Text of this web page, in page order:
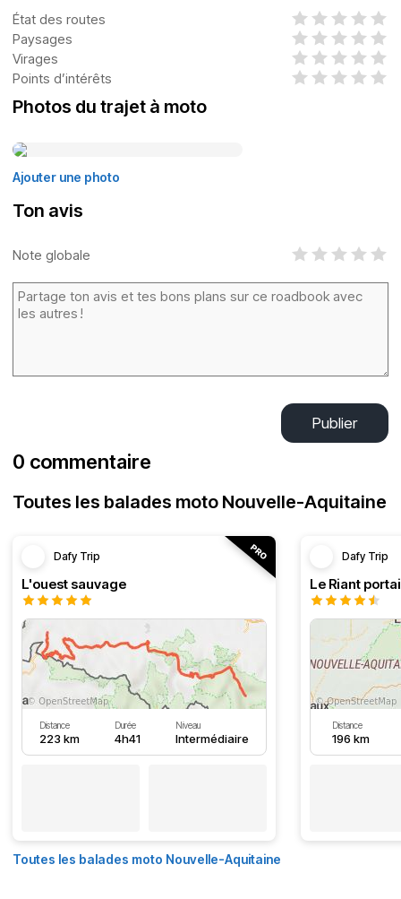
État des routes
Paysages
Virages
Points d’intérêts
Photos du trajet à moto
Ajouter une photo
Ton avis
Note globale
Publier
0 commentaire
Toutes les balades moto Nouvelle-Aquitaine
Dafy Trip
L'ouest sauvage
Distance
223 km
Durée
4h41
Niveau
Intermédiaire
Dafy Trip
Le Riant
Distance
196 km
Toutes les balades moto Nouvelle-Aquitaine